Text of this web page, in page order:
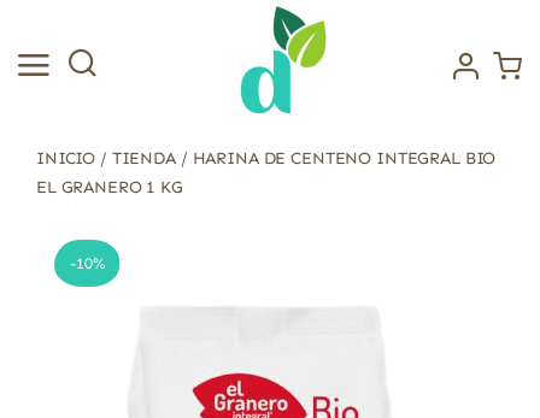
contenido
INICIO / TIENDA/ HARINA DE CENTENO INTEGRAL BIO
EL GRANERO 1 KG
-10%